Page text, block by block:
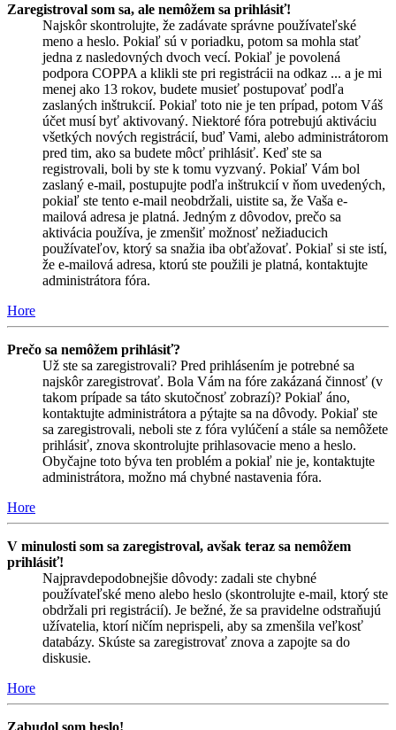
Zaregistroval som sa, ale nemôžem sa prihlásiť!
Najskôr skontrolujte, že zadávate správne používateľské
meno a heslo. Pokiaľ sú v poriadku, potom sa mohla stať
jedna z nasledovných dvoch vecí. Pokiaľ je povolená
podpora COPPA a klikli ste pri registrácii na odkaz ... a je mi
menej ako 13 rokov, budete musieť postupovať podľa
zaslaných inštrukcií. Pokiaľ toto nie je ten prípad, potom Váš
účet musí byť aktivovaný. Niektoré fóra potrebujú aktiváciu
všetkých nových registrácií, buď Vami, alebo administrátorom
pred tim, ako sa budete môcť prihlásiť. Keď ste sa
registrovali, boli by ste k tomu vyzvaný. Pokiaľ Vám bol
zaslaný e-mail, postupujte podľa inštrukcií v ňom uvedených,
pokiaľ ste tento e-mail neobdržali, uistite sa, že Vaša e-
mailová adresa je platná. Jedným z dôvodov, prečo sa
aktivácia používa, je zmenšiť možnosť nežiaducich
používateľov, ktorý sa snažia iba obťažovať. Pokiaľ si ste istí,
že e-mailová adresa, ktorú ste použili je platná, kontaktujte
administrátora fóra.
Hore
Prečo sa nemôžem prihlásiť?
Už ste sa zaregistrovali? Pred prihlásením je potrebné sa
najskôr zaregistrovať. Bola Vám na fóre zakázaná činnosť (v
takom prípade sa táto skutočnosť zobrazí)? Pokiaľ áno,
kontaktujte administrátora a pýtajte sa na dôvody. Pokiaľ ste
sa zaregistrovali, neboli ste z fóra vylúčení a stále sa nemôžete
prihlásiť, znova skontrolujte prihlasovacie meno a heslo.
Obyčajne toto býva ten problém a pokiaľ nie je, kontaktujte
administrátora, možno má chybné nastavenia fóra.
Hore
V minulosti som sa zaregistroval, avšak teraz sa nemôžem
prihlásiť!
Najpravdepodobnejšie dôvody: zadali ste chybné
používateľské meno alebo heslo (skontrolujte e-mail, ktorý ste
obdržali pri registrácií). Je bežné, že sa pravidelne odstraňujú
užívatelia, ktorí ničím neprispeli, aby sa zmenšila veľkosť
databázy. Skúste sa zaregistrovať znova a zapojte sa do
diskusie.
Hore
Zabudol som heslo!